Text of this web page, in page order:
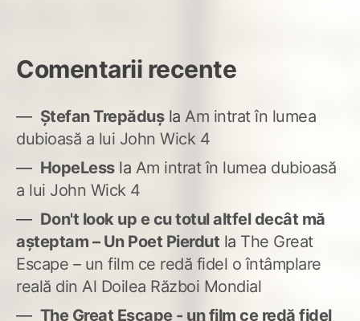
Comentarii recente
Ștefan Trepădușla Am intrat în lumea
dubioasă a lui John Wick 4
HopeLessla Am intrat în lumea dubioasă
a lui John Wick 4
Don't look up e cu totul altfel decât mă
așteptam – Un Poet Pierdut la The Great
Escape – un film ce redă fidel o întâmplare
reală din Al Doilea Război Mondial
The Great Escape - un film ce redă fidel